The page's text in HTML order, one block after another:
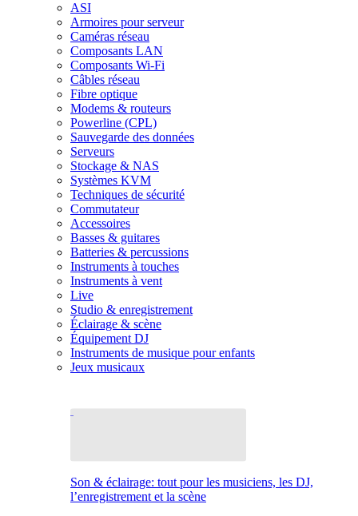
ASI
Armoires pour serveur
Caméras réseau
Composants LAN
Composants Wi-Fi
Câbles réseau
Fibre optique
Modems & routeurs
Powerline (CPL)
Sauvegarde des données
Serveurs
Stockage & NAS
Systèmes KVM
Techniques de sécurité
Commutateur
Accessoires
Basses & guitares
Batteries & percussions
Instruments à touches
Instruments à vent
Live
Studio & enregistrement
Éclairage & scène
Équipement DJ
Instruments de musique pour enfants
Jeux musicaux
Son & éclairage: tout pour les musiciens, les DJ,
l’enregistrement et la scène